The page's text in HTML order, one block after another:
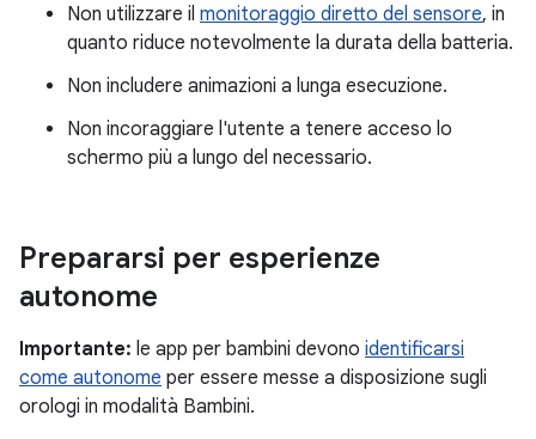
Non utilizzare il monitoraggio diretto del sensore, in
quanto riduce notevolmente la durata della batteria.
Non includere animazioni a lunga esecuzione.
Non incoraggiare l'utente a tenere acceso lo
schermo più a lungo del necessario.
Prepararsi per esperienze
autonome
Importante: le app per bambini devono identificarsi
come autonome per essere messe a disposizione sugli
orologi in modalità Bambini.